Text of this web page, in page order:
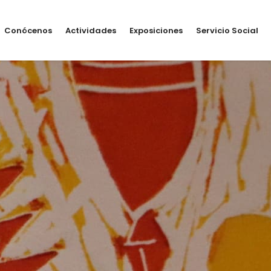
Conócenos Actividades Exposiciones Servicio Social